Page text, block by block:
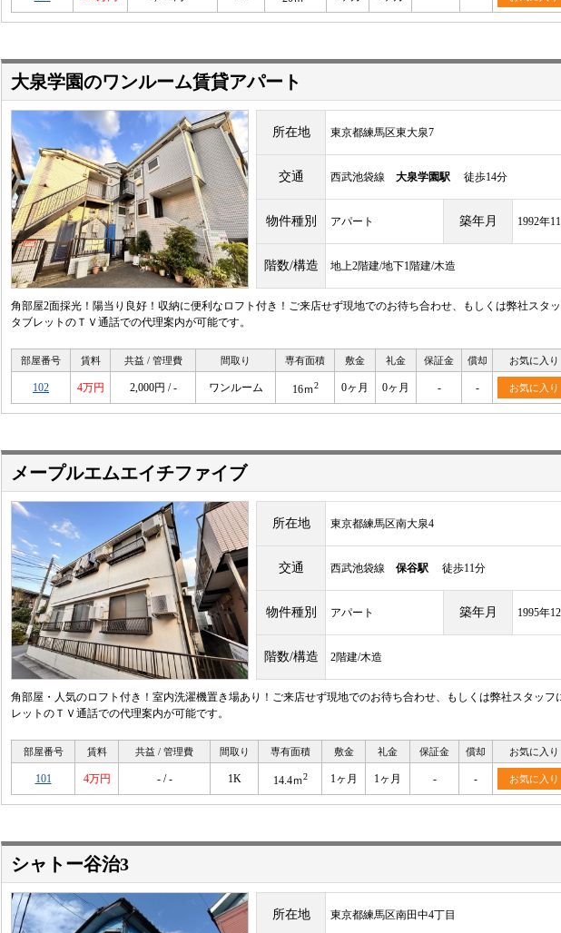
大泉学園のワンルーム賃貸アパート
所在地 東京都練馬区東大泉7
交通 西武池袋線 大泉学園駅 徒歩14分
物件種別 アパート 築年月 1992年
階数/構造 地上2階建/地下1階建/木造
角部屋2面採光！陽当り良好！収納に便利なロフト付き！ご来店せず現地でのお待ち合わせ、もしくは弊社スタッ
タブレットのＴＶ通話での代理案内が可能です。
部屋番号 賃料 共益 / 管理費 間取り 専有面積 敷金 礼金 保証金 償却 お気に入り
102 4万円 2,000円 / - ワンルーム 16ｍ2 0ヶ月 0ヶ月 - - お気に入り
メープルエムエイチファイブ
所在地 東京都練馬区南大泉4
交通 西武池袋線 保谷駅 徒歩11分
物件種別 アパート 築年月 1995年
階数/構造 2階建/木造
角部屋・人気のロフト付き！室内洗濯機置き場あり！ご来店せず現地でのお待ち合わせ、もしくは弊社スタッフ
レットのＴＶ通話での代理案内が可能です。
部屋番号 賃料 共益 / 管理費 間取り 専有面積 敷金 礼金 保証金 償却 お気に入り
101 4万円 - / - 1K 14.4ｍ2 1ヶ月 1ヶ月 - - お気に入り
シャトー谷治3
所在地 東京都練馬区南田中4丁目